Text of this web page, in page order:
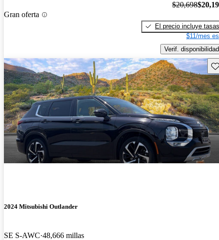
Gran oferta
$20,698
El precio incluye tasas
$11/mes
Verif. disponibilidad
2024 Mitsubishi Outlander
SE S-AWC 48,666 millas